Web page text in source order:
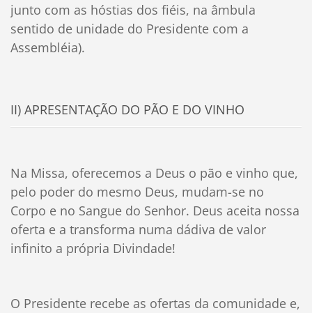
junto com as hóstias dos fiéis, na âmbula
sentido de unidade do Presidente com a
Assembléia).
II) APRESENTAÇÃO DO PÃO E DO VINHO
Na Missa, oferecemos a Deus o pão e vinho que,
pelo poder do mesmo Deus, mudam-se no
Corpo e no Sangue do Senhor. Deus aceita nossa
oferta e a transforma numa dádiva de valor
infinito a própria Divindade!
O Presidente recebe as ofertas da comunidade e,